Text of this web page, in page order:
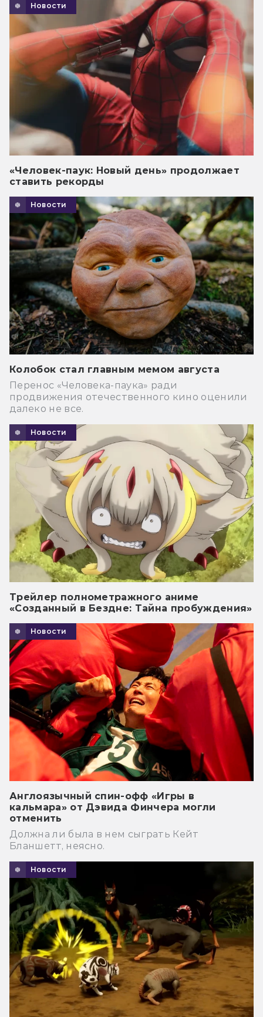
Новости
«Человек-паук: Новый день» продолжает
ставить рекорды
Новости
Колобок стал главным мемом августа
Перенос «Человека-паука» ради
продвижения отечественного кино оценили
далеко не все.
Новости
Трейлер полнометражного аниме
«Созданный в Бездне: Тайна пробуждения»
Новости
Англоязычный спин-офф «Игры в
кальмара» от Дэвида Финчера могли
отменить
Должна ли была в нем сыграть Кейт
Бланшетт, неясно.
Новости